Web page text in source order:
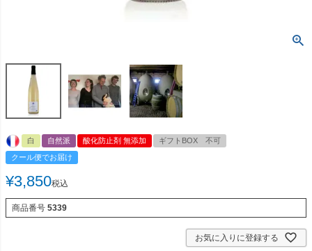
白 自然派 酸化防止剤 無添加
ギフトBOX 不可
クール便でお届け
¥3,850税込
商品番号 5339
お気に入りに登録する